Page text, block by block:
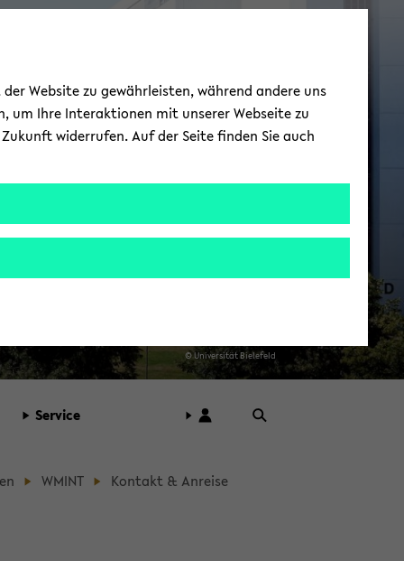
Ser­vice
WMINT Kon­takt & An­rei­se
© Uni­ver­si­tät Bie­le­feld
Website zu gewährleisten, während andere uns
um Ihre Interaktionen mit unserer Webseite zu
widerrufen. Auf der Seite finden Sie auch